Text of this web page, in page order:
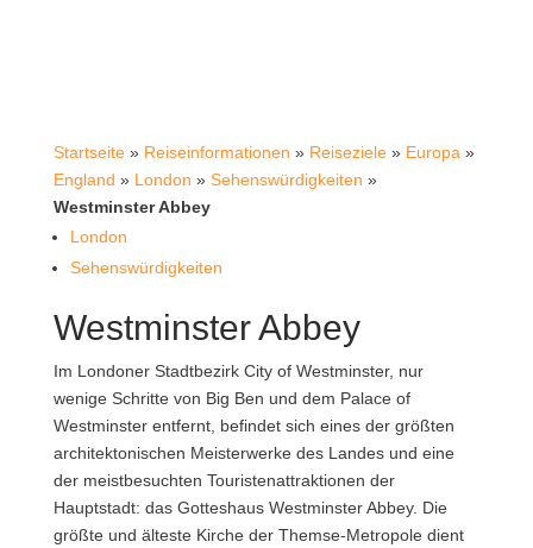
Startseite» Reiseinformationen » Reiseziele» Europa »
England » London » Sehenswürdigkeiten »
Westminster Abbey
London
Sehenswürdigkeiten
Westminster Abbey
Im Londoner Stadtbezirk City of Westminster, nur
wenige Schritte von Big Ben und dem Palace of
Westminster entfernt, befindet sich eines der größten
architektonischen Meisterwerke des Landes und eine
der meistbesuchten Touristenattraktionen der
Hauptstadt: das Gotteshaus Westminster Abbey. Die
größte und älteste Kirche der Themse-Metropole dient